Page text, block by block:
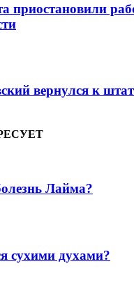
приостановили
вернулся к
Лайма?
сухими духами?